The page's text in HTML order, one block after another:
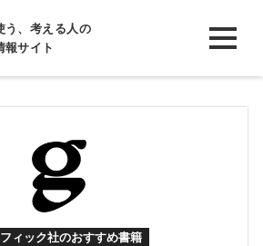
う、考える人の
報サイト
ィック社のおすすめ書籍